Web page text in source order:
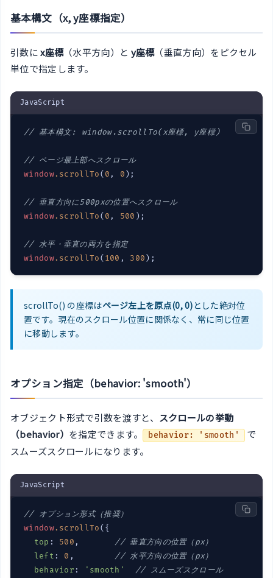
基本構文（x, y座標指定）
引数にx座標（水平方向）と y座標（垂直方向）をピクセル
単位で指定します。
JavaScript
// 基本構文: window.scrollTo(x座標, y座標)
// ページ最上部へスクロール
window. scrollTo(0 , 0);
// 垂直方向に500pxの位置へスクロール
window. scrollTo(0 , 500 );
// 水平・垂直の両方を指定
window. scrollTo(100 , 300);
scrollTo() の座標はページ左上を原点(0, 0)とした絶対位
置です。現在のスクロール位置に関係なく、常に同じ位置
に移動します。
オプション指定（behavior: 'smooth'）
オブジェクト形式で引数を渡すと、
スクロールの挙動
（behavior） を指定できます。 behavior: 'smooth'
で
スムーズスクロールになります。
JavaScript
// オプション形式（推奨）
window. scrollTo({
top : 500 , // 垂直方向の位置（px）
left : 0 , // 水平方向の位置（px）
behavior : 'smooth'
// スムーズスクロール